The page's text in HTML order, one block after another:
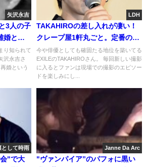
矢沢永吉
3人の子
婚と死
り知られて
沢永吉さ
婚という
LDH
TAKAHIROの差し入れが凄い！
クレープ屋1軒丸ごと。定番の天
のやのﾀﾏｺﾞｻﾝﾄﾞの場所(画像)
今や俳優としても確固たる地位を築いてる
EXILEのTAKAHIROさん。 毎回新しい撮影
に入るとファンは現場での撮影のエピソー
ドを楽しみにし...
として時雨
"で大
Janne Da Arc
"ヴァンパイア”のパフォに黒い